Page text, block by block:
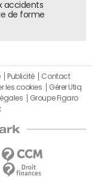
accidents
de forme
Publicité
Contact
les cookies
Gérer Utiq
Groupe Figaro